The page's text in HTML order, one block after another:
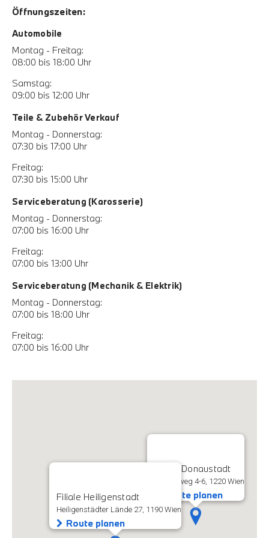
Öffnungszeiten:
Automobile
Montag - Freitag:
08:00 bis 18:00 Uhr
Samstag:
09:00 bis 12:00 Uhr
Teile & Zubehör Verkauf
Montag - Donnerstag:
07:30 bis 17:00 Uhr
Freitag:
07:30 bis 15:00 Uhr
Serviceberatung (Karosserie)
Montag - Donnerstag:
07:00 bis 16:00 Uhr
Freitag:
07:00 bis 13:00 Uhr
Serviceberatung (Mechanik & Elektrik)
Montag - Donnerstag:
07:00 bis 18:00 Uhr
Freitag:
07:00 bis 16:00 Uhr
Filiale Donaustadt
Rautenweg 4-6, 1220 Wien
Route planen
Filiale Heiligenstadt
Heiligenstädter Lände 27, 1190 Wien
Route planen